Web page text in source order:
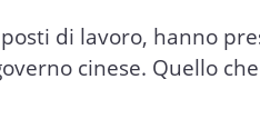
di lavoro, hanno
cinese. Quello